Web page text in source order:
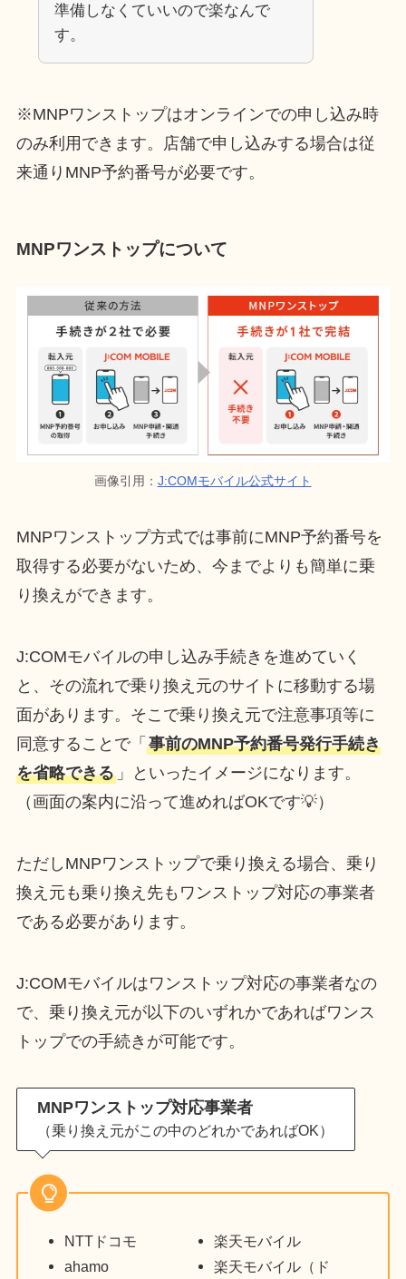
準備しなくていいので楽なんで
す。
※MNPワンストップはオンラインでの申し込み時
のみ利用できます。店舗で申し込みする場合は従
来通りMNP予約番号が必要です。
MNPワンストップについて
画像引用： J:COMモバイル公式サイト
MNPワンストップ方式では事前にMNP予約番号を
取得する必要がないため、今までよりも簡単に乗
り換えができます。
J:COMモバイルの申し込み手続きを進めていく
と、その流れで乗り換え元のサイトに移動する場
面があります。そこで乗り換え元で注意事項等に
同意することで「 事前のMNP予約番号発行手続き
を省略できる」といったイメージになります。
（画面の案内に沿って進めればOKです💡）
ただしMNPワンストップで乗り換える場合、乗り
換え元も乗り換え先もワンストップ対応の事業者
である必要があります。
J:COMモバイルはワンストップ対応の事業者なの
で、乗り換え元が以下のいずれかであればワンス
トップでの手続きが可能です。
MNPワンストップ対応事業者
（乗り換え元がこの中のどれかであればOK）
NTTドコモ
ahamo
楽天モバイル
楽天モバイル（ド